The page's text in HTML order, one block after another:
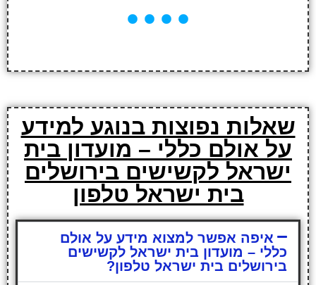
שאלות נפוצות בנוגע למידע
על אולם כללי – מועדון בית
ישראל לקשישים בירושלים
בית ישראל טלפון
איפה אפשר למצוא מידע על אולם
כללי – מועדון בית ישראל לקשישים
בירושלים בית ישראל טלפון?